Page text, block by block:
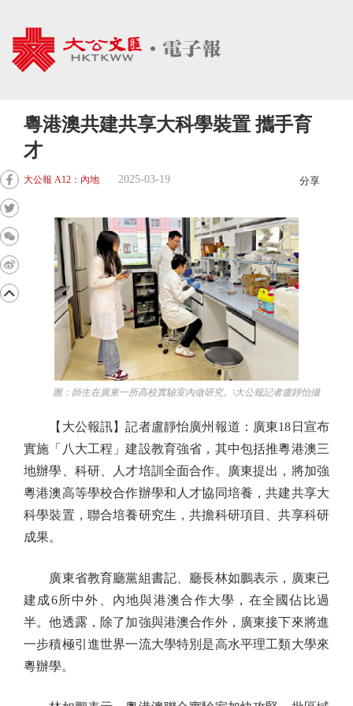
粵港澳共建共享大科學裝置 攜手育
才
大公報 A12：內地 2025-03-19 分享
圖：師生在廣東一所高校實驗室內做研究。\大公報記者盧靜怡攝
【大公報訊】記者盧靜怡廣州報道：廣東18日宣布
實施「八大工程」建設教育強省，其中包括推粵港澳三
地辦學、科研、人才培訓全面合作。廣東提出，將加強
粵港澳高等學校合作辦學和人才協同培養，共建共享大
科學裝置，聯合培養研究生，共擔科研項目、共享科研
成果。
廣東省教育廳黨組書記、廳長林如鵬表示，廣東已
建成6所中外、內地與港澳合作大學，在全國佔比過
半。他透露，除了加強與港澳合作外，廣東接下來將進
一步積極引進世界一流大學特別是高水平理工類大學來
粵辦學。